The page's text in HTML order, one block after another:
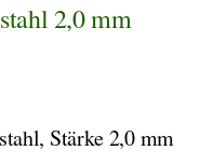
2,0 mm
Stärke 2,0 mm